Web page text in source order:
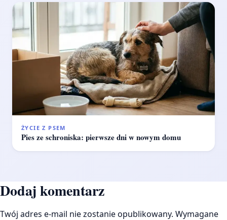
ŻYCIE Z PSEM
Pies ze schroniska: pierwsze dni w nowym domu
Dodaj komentarz
Twój adres e-mail nie zostanie opublikowany. Wymagane